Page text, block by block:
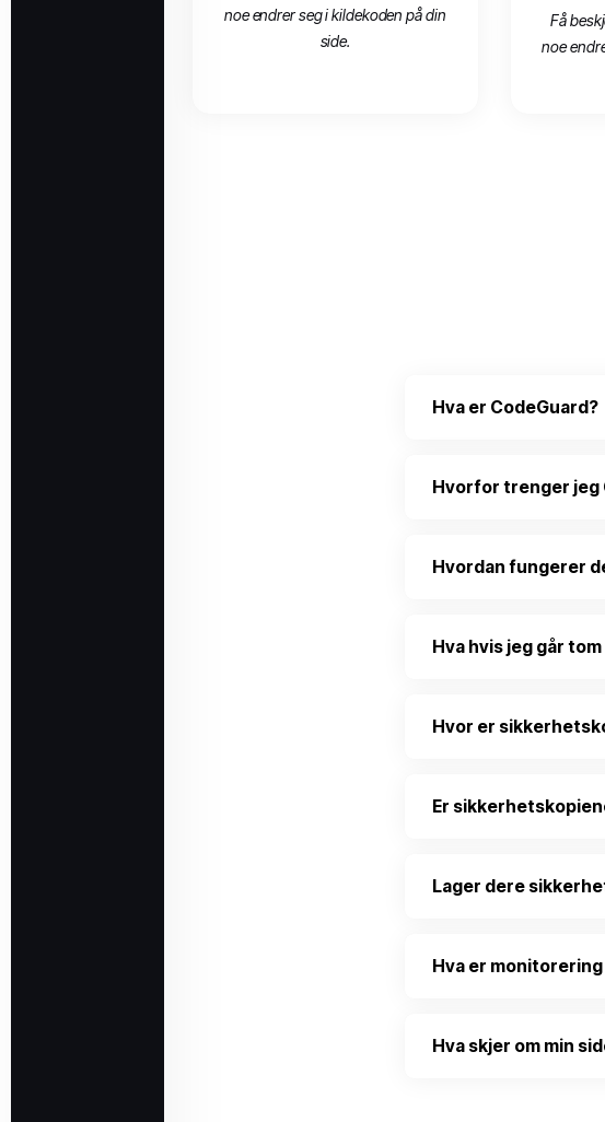
noe endrer seg i kildekoden på din
side.
Få
noe
Hva er CodeGuard?
Hvorfor trenger jeg
Hvordan fungerer
Hva hvis jeg går
Hvor er
Er
Lager dere
Hva er
Hva skjer om min